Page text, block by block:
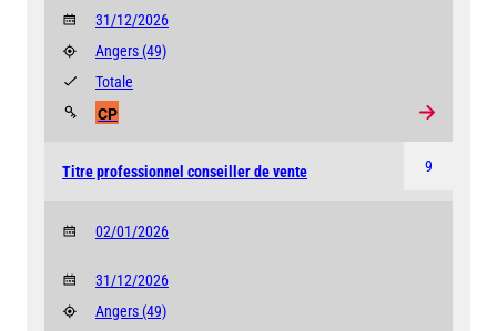
31/12/2026
Angers (49)
CP
Totale
9
Titre professionnel conseiller de vente
02/01/2026
31/12/2026
Angers (49)